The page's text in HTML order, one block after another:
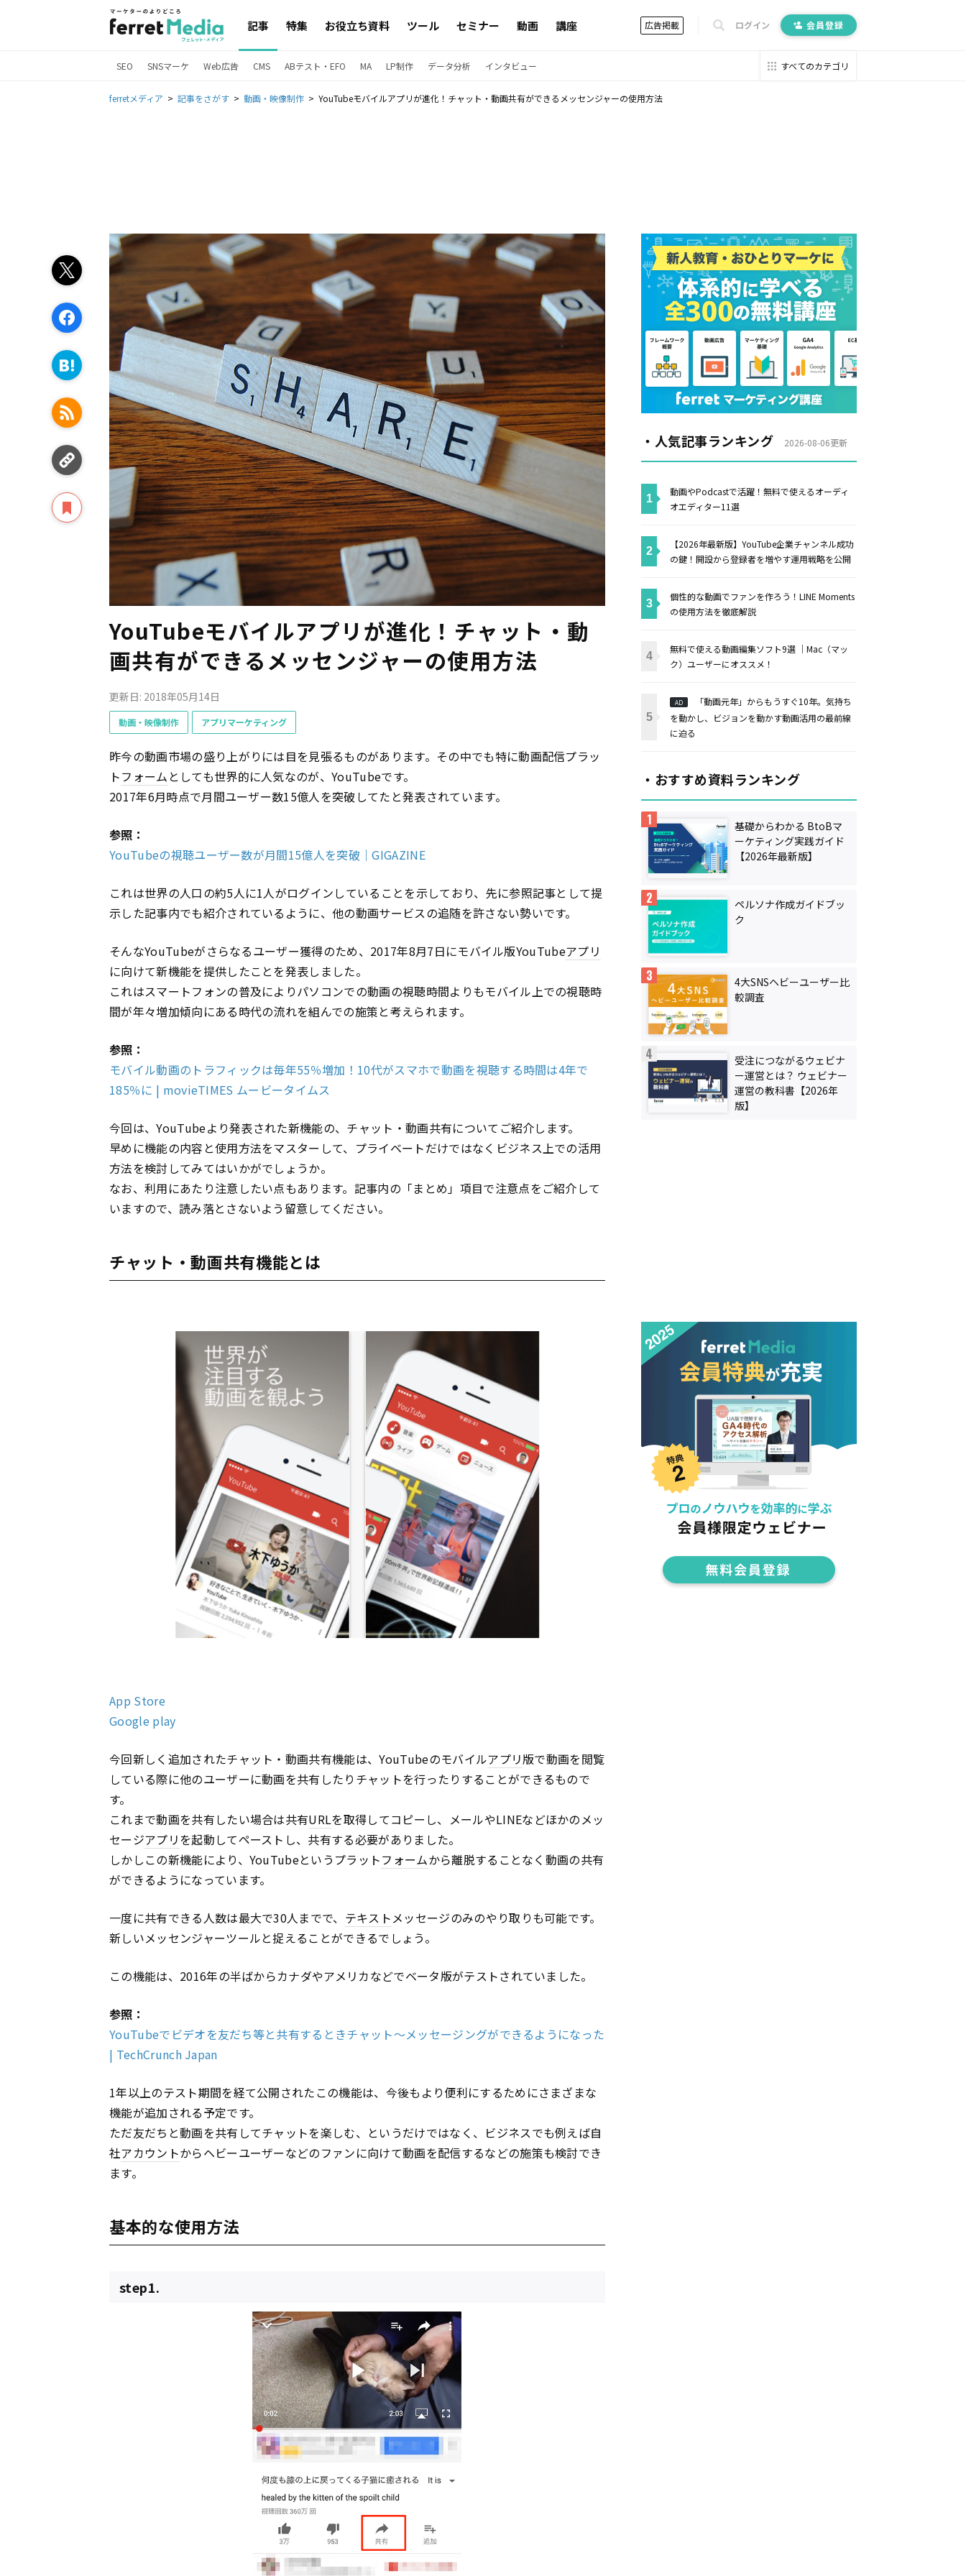
記事 特集 お役立ち資料 ツール セミナー 動画 講座 広告掲載 ログイン 会員登録
SEO SNSマーケ Web広告 CMS ABテスト・EFO MA LP制作 データ分析 インタビュー すべてのカテゴリ
ferretメディア 記事をさがす 動画・映像制作 YouTubeモバイルアプリが進化！チャット・動画共有ができるメッセンジャーの使用方法
YouTubeモバイルアプリが進化！チャット・動
画共有ができるメッセンジャーの使用方法
更新日: 2018年05月14日
動画・映像制作 アプリマーケティング
昨今の動画市場の盛り上がりには目を見張るものがあります。その中でも特に動画配信プラッ
トフォーム としても世界的に人気なのが、YouTubeです。
2017年6月時点で月間ユーザー数15億人を突破してたと発表されています。
参照：
YouTubeの視聴ユーザー数が月間15億人を突破｜GIGAZINE
これは世界の人口の約5人に1人がログインしていることを示しており、先に参照記事として提
示した記事内でも紹介されているように、他の動画サービスの追随を許さない勢いです。
そんなYouTubeがさらなるユーザー獲得のため、2017年8月7日にモバイル版YouTubeアプリ
に向けて新機能を提供したことを発表しました。
これはスマートフォンの普及によりパソコンでの動画の視聴時間よりもモバイル上での視聴時
間が年々増加傾向にある時代の流れを組んでの施策と考えられます。
参照：
モバイル動画のトラフィックは毎年55％増加！10代がスマホで動画を視聴する時間は4年で
185％に | movieTIMES ムービータイムス
今回は、YouTubeより発表された新機能の、チャット・動画共有についてご紹介します。
早めに機能の内容と使用方法をマスターして、プライベートだけではなくビジネス上での活用
方法を検討してみてはいかがでしょうか。
なお、利用にあたり注意したい点もあります。記事内の「まとめ」項目で注意点をご紹介して
いますので、読み落とさないよう留意してください。
チャット・動画共有機能とは
App Store
Google play
今回新しく追加されたチャット・動画共有機能は、YouTubeのモバイルアプリ版で動画を閲覧
している際に他のユーザーに動画を共有したりチャットを行ったりすることができるもので
す。
これまで動画を共有したい場合は共有URLを取得してコピーし、メールやLINEなどほかのメッ
セージアプリを起動してペーストし、共有する必要がありました。
しかしこの新機能により、YouTubeというプラットフォームから離脱することなく動画の共有
ができるようになっています。
一度に共有できる人数は最大で30人までで、 テキストメッセージのみのやり取りも可能です。
新しいメッセンジャーツールと捉えることができるでしょう。
この機能は、2016年の半ばからカナダやアメリカなどでベータ版がテストされていました。
参照：
YouTubeでビデオを友だち等と共有するときチャット〜メッセージングができるようになった
| TechCrunch Japan
1年以上のテスト期間を経て公開されたこの機能は、今後もより便利にするためにさまざまな
機能が追加される予定です。
ただ友だちと動画を共有してチャットを楽しむ、というだけではなく、ビジネスでも例えば自
社アカウントからヘビーユーザーなどのファンに向けて動画を配信するなどの施策も検討でき
ます。
基本的な使用方法
step1.
・人気記事ランキング 2026-08-06更新
動画やPodcastで活躍！無料で使えるオーディ
オエディター11選
【2026年最新版】YouTube企業チャンネル成功
の鍵！開設から登録者を増やす運用戦略を公開
個性的な動画でファンを作ろう！LINE Moments
の使用方法を徹底解説
無料で使える動画編集ソフト9選 ｜Mac（マッ
ク）ユーザーにオススメ！
AD
「動画元年」からもうすぐ10年。気持ち
を動かし、ビジョンを動かす動画活用の最前線
に迫る
・おすすめ資料ランキング
基礎からわかる BtoBマ
ーケティング実践ガイド
【2026年最新版】
ペルソナ作成ガイドブッ
ク
4大SNSヘビーユーザー比
較調査
受注につながるウェビナ
ー運営とは？ ウェビナー
運営の教科書【2026年
版】